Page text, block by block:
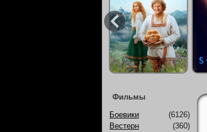
Фильмы
Боевики
(6126)
Вестерн
(360)